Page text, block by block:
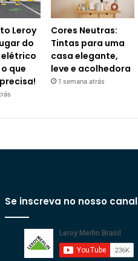
Leroy
do
elétrico
que
Cores Neutras:
Tintas para uma
casa elegante,
leve e acolhedora
1 semana atrás
Se inscreva no nosso canal